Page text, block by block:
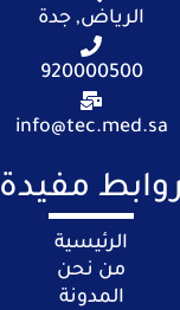
الرياض, جدة
920000500
info@tec.med.sa
روابط مفيدة
الرئيسية
من نحن
المدونة